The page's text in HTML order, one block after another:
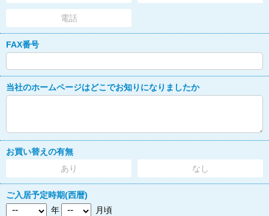
電話
FAX番号
当社のホームページはどこでお知りになりましたか
お買い替えの有無
あり
なし
ご入居予定時期(西暦)
年
月頃